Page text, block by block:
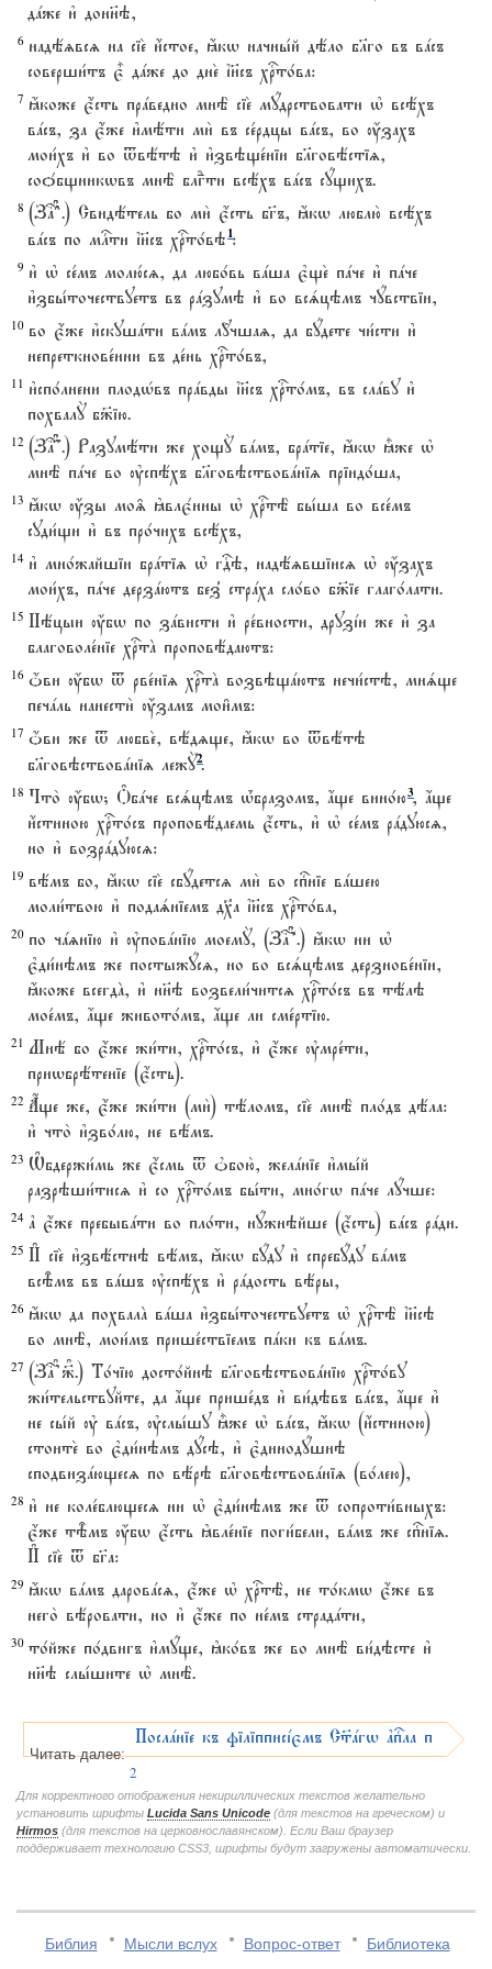
дaже и3 донн7э,
6 надёzвсz на сіе2 и4стое, ћкw начны1й дёло бlго въ вaсъ
соверши1тъ є5 дaже до дне2 ї}съ хrто1ва:
7 ћкоже є4сть прaведно мнЁ сіе2 мyдрствовати њ всёхъ
вaсъ, за є4же и3мёти ми2 въ се1рдцы вaсъ, во ќзахъ
мои1хъ и3 во tвётэ и3 и3звэще1ніи бlговёстіz,
соo1бщникwвъ мнЁ блгdти всёхъ вaсъ сyщихъ.
8 (За? #236#.) Свидётель бо ми2 є4сть бг7ъ, ћкw люблю2 всёхъ
вaсъ по млcти ї}съ хrто1вэ1:
9 и3 њ се1мъ молю1сz, да любо1вь вaша є3ще2 пaче и3 пaче
и3збы1точествуетъ въ рaзумэ и3 во всsцэмъ чyвствіи,
10 во є4же и3скушaти вaмъ л{чшаz, да бyдете чи1сти и3
непреткнове1нни въ де1нь хrто1въ,
11 и3спо1лнени плодHвъ прaвды ї}съ хrто1мъ, въ слaву и3
похвалY б9ію.
12 (За? #237#.) Разумёти же хощY вaмъ, брaтіе, ћкw ±же њ
мнЁ пaче во ўспёхъ бlговэствовaніz пріидо1ша,
13 ћкw ќзы мо‰ kвлє1нны њ хrтЁ бы1ша во все1мъ
суди1щи и3 въ про1чихъ всёхъ,
14 и3 мно1жайшіи брaтіz њ гDэ, надёzвшіисz њ ќзахъ
мои1хъ, пaче дерзaютъ без8 стрaха сло1во б9іе глаго1лати.
15 Нёцыи ќбw по зaвисти и3 ре1вности, друзjи же и3 за
благоволе1ніе хrтA проповёдаютъ:
16 џви ќбw t рве1ніz хrтA возвэщaютъ нечи1стэ, мнsще
печaль нанести2 ќзамъ мои6мъ:
17 џви же t любве2, вёдzще, ћкw во tвётэ
бlговэствовaніz лежY2.
18 Что2 ќбw; Nбaче всsцэмъ њ1бразомъ, ѓще вино1ю3, ѓще
и4стиною хrто1съ проповёдаемь є4сть, и3 њ се1мъ рaдуюсz,
но и3 возрaдуюсz:
19 вёмъ бо, ћкw сіе2 сбyдетсz ми2 во спcніе вaшею
моли1твою и3 подаsніемъ д¦а ї}съ хrто1ва,
20 по чazнію и3 ўповaнію моемY, (За? #238#.) ћкw ни њ
є3ди1нэмъ же постыжyсz, но во всsцэмъ дерзнове1ніи,
ћкоже всегдA, и3 нн7э возвели1читсz хrто1съ въ тёлэ
мое1мъ, ѓще живото1мъ, ѓще ли сме1ртію.
21 Мнё бо є4же жи1ти, хrто1съ, и3 є4же ўмре1ти,
приwбрётеніе (є4сть).
22 Ѓще же, є4же жи1ти (ми2) тёломъ, сіе2 мнЁ пло1дъ дёла:
и3 что2 и3зво1лю, не вёмъ.
23 Њбдержи1мь же є4смь t nбою2, желaніе и3мы1й
разрэши1тисz и3 со хrто1мъ бы1ти, мно1гw пaче лyчше:
24 ґ є4же пребывaти во пло1ти, нyжнэйше (є4сть) вaсъ рaди.
25 И# сіе2 и3звёстнэ вёмъ, ћкw бyду и3 спребyду вaмъ
всBмъ въ вaшъ ўспёхъ и3 рaдость вёры,
26 ћкw да похвалA вaша и3збы1точествуетъ њ хrтЁ ї}сэ
во мнЁ, мои1мъ прише1ствіемъ пaки къ вaмъ.
27 (За? #239#.) То1чію досто1йнэ бlговэствовaнію хrто1ву
жи1тельствуйте, да ѓще прише1дъ и3 ви1дэвъ вaсъ, ѓще и3
не сы1й ў вaсъ, ўслы1шу ±же њ вaсъ, ћкw (и4стиною)
стоите2 во є3ди1нэмъ дyсэ, и3 є3динодyшнэ
сподвизaющесz по вёрэ бlговэствовaніz (во1лею),
28 и3 не коле1блющесz ни њ є3ди1нэмъ же t сопроти1вныхъ:
є4же тBмъ ќбw є4сть kвле1ніе поги1бели, вaмъ же спcніz.
И# сіе2 t бг7а:
29 ћкw вaмъ даровaсz, є4же њ хrтЁ, не то1кмw є4же въ
него2 вёровати, но и3 є4же по не1мъ страдaти,
30 то1йже по1двигъ и3мyще, kко1въ же во мнЁ ви1дэсте и3
нн7э слы1шите њ мнЁ.
Читать далее:
Послaніе къ філіпписjємъ С™aгw ґпcла пavла,
2
Для корректного отображения некириллических текстов желательно
установить шрифты Lucida Sans Unicode (для текстов на греческом) и
Hirmos (для текстов на церковнославянском). Если Ваш браузер
поддерживает технологию CSS3, шрифты будут загружены автоматически.
Библия Мысли вслух Вопрос-ответ
Библиотека